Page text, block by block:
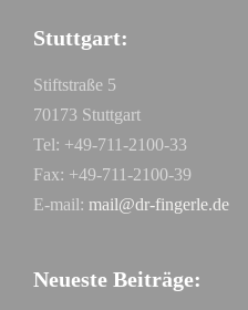
Stuttgart:
Stiftstraße 5
70173 Stuttgart
Tel: +49-711-2100-33
Fax: +49-711-2100-39
E-mail: mail@dr-fingerle.de
Neueste Beiträge: